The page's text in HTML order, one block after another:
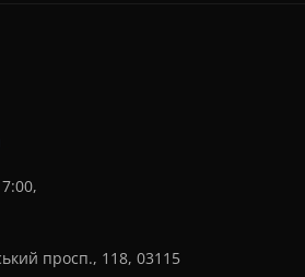
просп., 118, 03115